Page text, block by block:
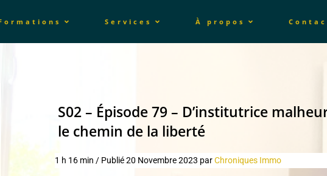
Services À propos
S02 – Épisode 79 – D’institutrice
le chemin de la liberté
1 h 16 min / Publié 20 Novembre 2023 parChroniques Immo